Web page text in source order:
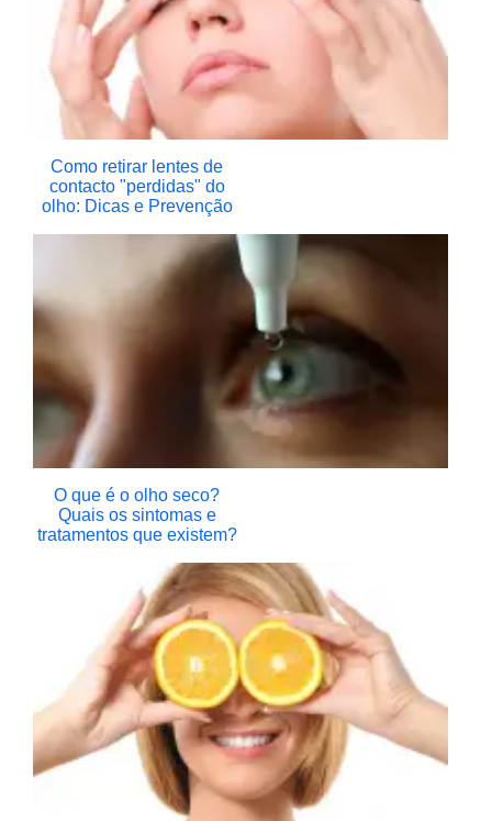
Como retirar lentes de
contacto "perdidas" do
olho: Dicas e Prevenção
O que é o olho seco?
Quais os sintomas e
tratamentos que existem?